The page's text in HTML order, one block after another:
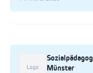
Logo
Münster